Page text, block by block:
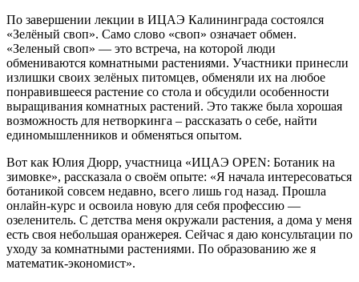
По завершении лекции в ИЦАЭ Калининграда состоялся
«Зелёный своп». Само слово «своп» означает обмен.
«Зеленый своп» — это встреча, на которой люди
обмениваются комнатными растениями. Участники принесли
излишки своих зелёных питомцев, обменяли их на любое
понравившееся растение со стола и обсудили особенности
выращивания комнатных растений. Это также была хорошая
возможность для нетворкинга – рассказать о себе, найти
единомышленников и обменяться опытом.
Вот как Юлия Дюрр, участница «ИЦАЭ OPEN: Ботаник на
зимовке», рассказала о своём опыте: «Я начала интересоваться
ботаникой совсем недавно, всего лишь год назад. Прошла
онлайн-курс и освоила новую для себя профессию —
озеленитель. С детства меня окружали растения, а дома у меня
есть своя небольшая оранжерея. Сейчас я даю консультации по
уходу за комнатными растениями. По образованию же я
математик-экономист».